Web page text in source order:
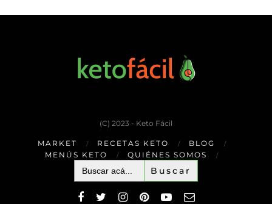
(C) 2023 - Keto Fácil
MARKET RECETAS KETO
BLOG
MENÚS KETO
QUIÉNES SOMOS
Buscar: